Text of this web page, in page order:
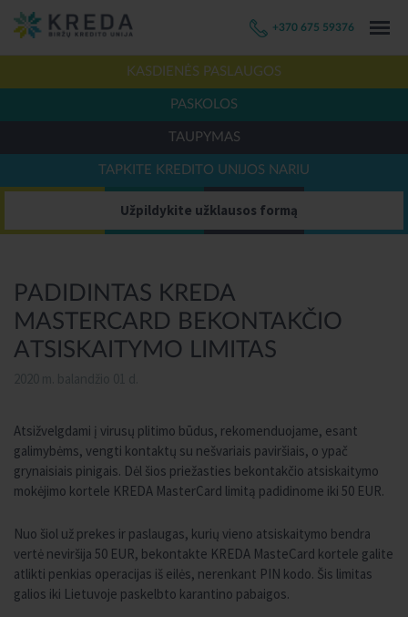
+370 675 59376
KASDIENĖS PASLAUGOS
PASKOLOS
TAUPYMAS
TAPKITE KREDITO UNIJOS NARIU
Užpildykite užklausos formą
PADIDINTAS KREDA
MASTERCARD BEKONTAKČIO
ATSISKAITYMO LIMITAS
Atsižvelgdami į virusų plitimo būdus, rekomenduojame, esant
galimybėms, vengti kontaktų su nešvariais paviršiais, o ypač
grynaisiais pinigais. Dėl šios priežasties bekontakčio atsiskaitymo
mokėjimo kortele KREDA MasterCard limitą padidinome iki 50 EUR.
Nuo šiol už prekes ir paslaugas, kurių vieno atsiskaitymo bendra
vertė neviršija 50 EUR, bekontakte KREDA MasteCard kortele galite
atlikti penkias operacijas iš eilės, nerenkant PIN kodo. Šis limitas
galios iki Lietuvoje paskelbto karantino pabaigos.